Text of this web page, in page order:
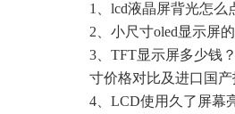
1、 lcd液晶屏背光怎么
2、 小尺寸oled显示屏
3、 TFT显示屏多少钱
寸价格对比及进口国
4、 LCD使用久了屏幕